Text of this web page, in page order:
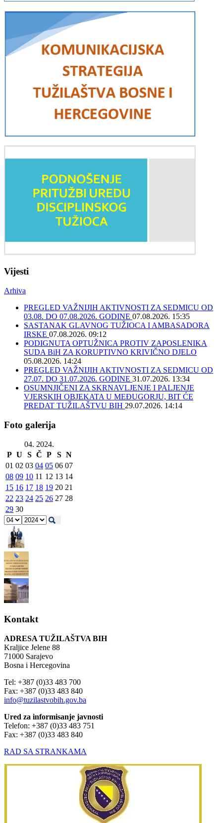
Vijesti
Arhiva
PREGLED VAŽNIJIH AKTIVNOSTI ZA SEDMICU OD
03.08. DO 07.08.2026. GODINE 07.08.2026. 15:35
SASTANAK GLAVNOG TUŽIOCA I AMBASADORA
IRSKE 07.08.2026. 09:12
PODIGNUTA OPTUŽNICA PROTIV ZAPOSLENIKA
SUDA BiH ZA KORUPTIVNO KRIVIČNO DJELO
05.08.2026. 14:24
PREGLED VAŽNIJIH AKTIVNOSTI ZA SEDMICU OD
27.07. DO 31.07.2026. GODINE 31.07.2026. 13:34
OSUMNJIČENI ZA SKRNAVLJENJE I PALJENJE
VJERSKIH OBJEKATA U MEĐUGORJU, BIT ĆE
PREDAT TUŽILAŠTVU BIH 29.07.2026. 14:14
Foto galerija
04. 2024.
P U S Č P S N
01 02 03 04 05 06 07
08 09 10 11 12 13 14
15 16 17 18 19 20 21
22 23 24 25 26 27 28
29 30
Kontakt
ADRESA TUŽILAŠTVA BIH
Kraljice Jelene 88
71000 Sarajevo
Bosna i Hercegovina
Tel: +387 (0)33 483 700
Fax: +387 (0)33 483 840
info@tuzilastvobih.gov.ba
Ured za informisanje javnosti
Telefon: +387 (0)33 483 751
Fax: +387 (0)33 483 840
RAD SA STRANKAMA